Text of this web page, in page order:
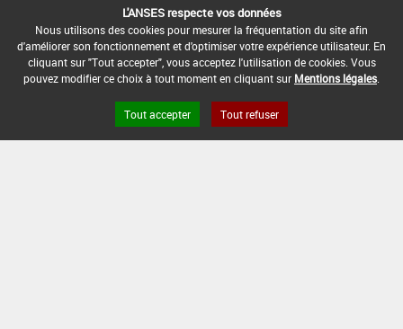
[15105915] Seigle*Désherbage
NOMBRE MAX
D'APPLICATION
RÉCOLTE
L'ANSES respecte vos données
Nous utilisons des cookies pour mesurer la fréquentation du site afin
d'améliorer son fonctionnement et d'optimiser votre expérience utilisateur. En
cliquant sur "Tout accepter", vous acceptez l'utilisation de cookies. Vous
pouvez modifier ce choix à tout moment en cliquant sur Mentions légales
Tout accepter Tout refuser